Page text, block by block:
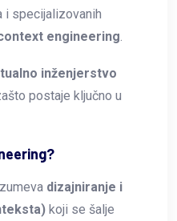
i specijalizovanih
engineering.
inženjerstvo
postaje ključno u
dizajniranje i
koji se šalje